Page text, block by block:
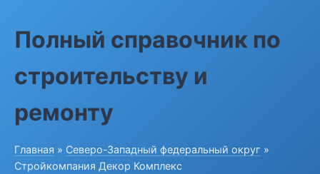
Полный справочник по
строительству и
ремонту
Главная » Северо-Западный федеральный округ »
Стройкомпания Декор Комплекс